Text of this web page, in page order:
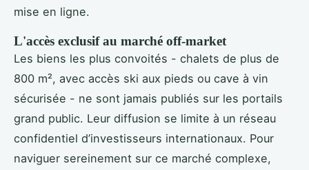
mise en ligne.
L'accès exclusif au marché off-market
Les biens les plus convoités - chalets de plus de
800 m², avec accès ski aux pieds ou cave à vin
sécurisée - ne sont jamais publiés sur les portails
grand public. Leur diffusion se limite à un réseau
confidentiel d’investisseurs internationaux. Pour
naviguer sereinement sur ce marché complexe,